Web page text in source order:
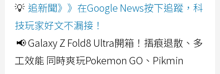
💡 追新聞》》在Google News按下追蹤，科
技玩家好文不漏接！
📢 Galaxy Z Fold8 Ultra開箱！摺痕退散、多
工效能 同時爽玩Pokemon GO、Pikmin